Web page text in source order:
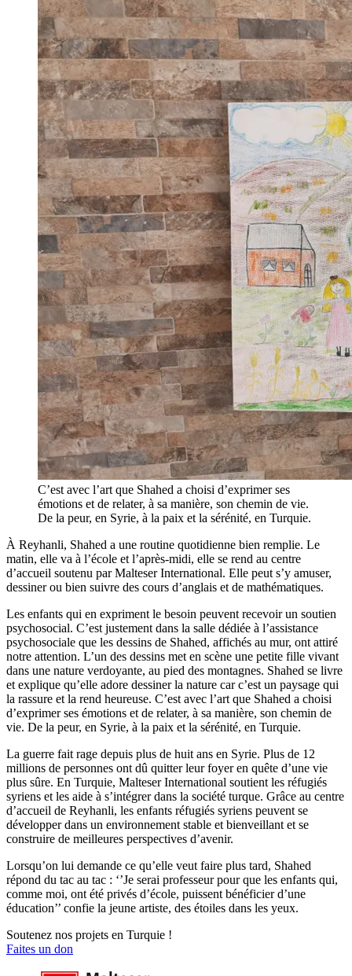
C’est avec l’art que Shahed a choisi d’exprimer ses
émotions et de relater, à sa manière, son chemin de vie.
De la peur, en Syrie, à la paix et la sérénité, en Turquie.
À Reyhanli, Shahed a une routine quotidienne bien remplie. Le
matin, elle va à l’école et l’après-midi, elle se rend au centre
d’accueil soutenu par Malteser International. Elle peut s’y amuser,
dessiner ou bien suivre des cours d’anglais et de mathématiques.
Les enfants qui en expriment le besoin peuvent recevoir un soutien
psychosocial. C’est justement dans la salle dédiée à l’assistance
psychosociale que les dessins de Shahed, affichés au mur, ont attiré
notre attention. L’un des dessins met en scène une petite fille vivant
dans une nature verdoyante, au pied des montagnes. Shahed se livre
et explique qu’elle adore dessiner la nature car c’est un paysage qui
la rassure et la rend heureuse. C’est avec l’art que Shahed a choisi
d’exprimer ses émotions et de relater, à sa manière, son chemin de
vie. De la peur, en Syrie, à la paix et la sérénité, en Turquie.
La guerre fait rage depuis plus de huit ans en Syrie. Plus de 12
millions de personnes ont dû quitter leur foyer en quête d’une vie
plus sûre. En Turquie, Malteser International soutient les réfugiés
syriens et les aide à s’intégrer dans la société turque. Grâce au centre
d’accueil de Reyhanli, les enfants réfugiés syriens peuvent se
développer dans un environnement stable et bienveillant et se
construire de meilleures perspectives d’avenir.
Lorsqu’on lui demande ce qu’elle veut faire plus tard, Shahed
répond du tac au tac : ‘’Je serai professeur pour que les enfants qui,
comme moi, ont été privés d’école, puissent bénéficier d’une
éducation’’ confie la jeune artiste, des étoiles dans les yeux.
Soutenez nos projets en Turquie !
Faites un don